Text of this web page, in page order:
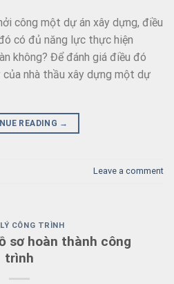
công một dự án xây dựng, điều
có đủ năng lực thực hiện
không? Để đánh giá điều đó
nhà thầu xây dựng một dự
READING →
Leave a comment
CÔNG TRÌNH
sơ hoàn thành công
trình